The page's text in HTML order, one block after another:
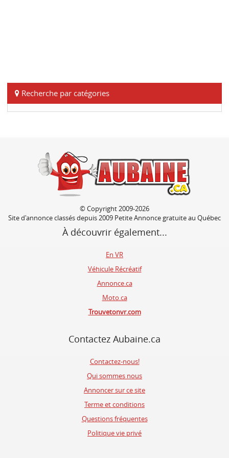
Recherche par catégories
© Copyright 2009-2026
Site d'annonce classés depuis 2009 Petite Annonce gratuite au Québec
À découvrir également...
En VR
Véhicule Récréatif
Annonce.ca
Moto.ca
Trouvetonvr.com
Contactez Aubaine.ca
Contactez-nous!
Qui sommes nous
Annoncer sur ce site
Terme et conditions
Questions fréquentes
Politique vie privé